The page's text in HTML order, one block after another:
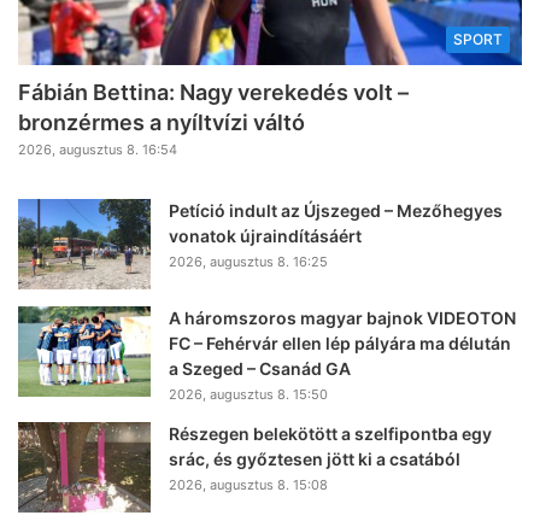
SPORT
Fábián Bettina: Nagy verekedés volt –
bronzérmes a nyíltvízi váltó
2026, augusztus 8. 16:54
Petíció indult az Újszeged – Mezőhegyes
vonatok újraindításáért
2026, augusztus 8. 16:25
A háromszoros magyar bajnok VIDEOTON
FC – Fehérvár ellen lép pályára ma délután
a Szeged – Csanád GA
2026, augusztus 8. 15:50
Részegen belekötött a szelfipontba egy
srác, és győztesen jött ki a csatából
2026, augusztus 8. 15:08